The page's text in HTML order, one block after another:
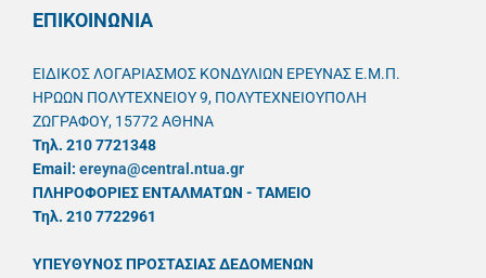
ΕΠΙΚΟΙΝΩΝΙΑ
ΕΙΔΙΚΟΣ ΛΟΓΑΡΙΑΣΜΟΣ ΚΟΝΔΥΛΙΩΝ ΕΡΕΥΝΑΣ Ε.Μ.Π.
ΗΡΩΩΝ ΠΟΛΥΤΕΧΝΕΙΟΥ 9, ΠΟΛΥΤΕΧΝΕΙΟΥΠΟΛΗ
ΖΩΓΡΑΦΟΥ, 15772 ΑΘΗΝΑ
Τηλ. 210 7721348
Email: ereyna@central.ntua.gr
ΠΛΗΡΟΦΟΡΙΕΣ ΕΝΤΑΛΜΑΤΩΝ - ΤΑΜΕΙΟ
Τηλ. 210 7722961
ΥΠΕΥΘYΝΟΣ ΠΡΟΣΤΑΣΙΑΣ ΔΕΔΟΜΕΝΩΝ